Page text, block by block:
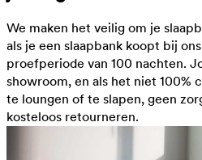
We maken het veilig om je
als je een slaapbank koopt bij
proefperiode van 100 nachten.
showroom, en als het niet 100%
te loungen of te slapen, geen
kosteloos retourneren.